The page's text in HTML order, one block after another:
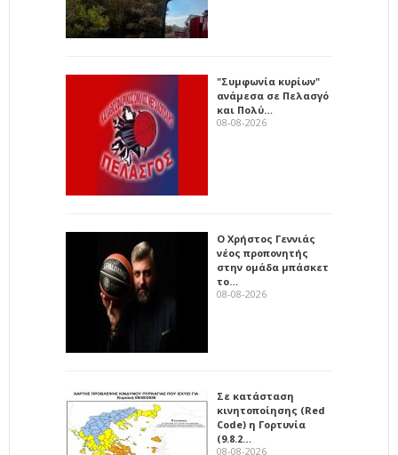
"Συμφωνία κυρίων"
ανάμεσα σε Πελασγό
και Πολύ…
08-08-2026
Ο Χρήστος Γεννιάς
νέος προπονητής
στην ομάδα μπάσκετ
το…
08-08-2026
Σε κατάσταση
κινητοποίησης (Red
Code) η Γορτυνία
(9.8.2…
08-08-2026